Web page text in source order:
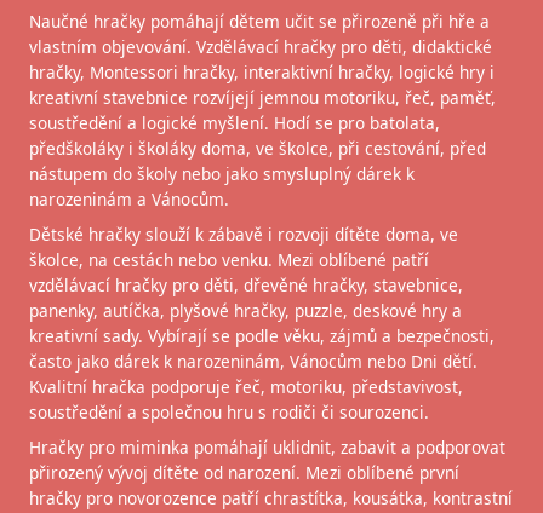
Naučné hračky pomáhají dětem učit se přirozeně při hře a
vlastním objevování. Vzdělávací hračky pro děti, didaktické
hračky, Montessori hračky, interaktivní hračky, logické hry i
kreativní stavebnice rozvíjejí jemnou motoriku, řeč, paměť,
soustředění a logické myšlení. Hodí se pro batolata,
předškoláky i školáky doma, ve školce, při cestování, před
nástupem do školy nebo jako smysluplný dárek k
narozeninám a Vánocům.
Dětské hračky slouží k zábavě i rozvoji dítěte doma, ve
školce, na cestách nebo venku. Mezi oblíbené patří
vzdělávací hračky pro děti, dřevěné hračky, stavebnice,
panenky, autíčka, plyšové hračky, puzzle, deskové hry a
kreativní sady. Vybírají se podle věku, zájmů a bezpečnosti,
často jako dárek k narozeninám, Vánocům nebo Dni dětí.
Kvalitní hračka podporuje řeč, motoriku, představivost,
soustředění a společnou hru s rodiči či sourozenci.
Hračky pro miminka pomáhají uklidnit, zabavit a podporovat
přirozený vývoj dítěte od narození. Mezi oblíbené první
hračky pro novorozence patří chrastítka, kousátka, kontrastní